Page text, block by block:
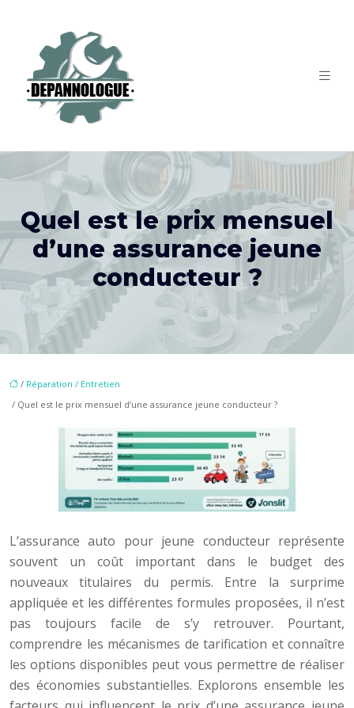
Quel est le prix mensuel
d’une assurance jeune
conducteur ?
/ Réparation / Entretien
/ Quel est le prix mensuel d’une assurance jeune conducteur ?
L’assurance auto pour jeune conducteur représente
souvent un coût important dans le budget des
nouveaux titulaires du permis. Entre la surprime
appliquée et les différentes formules proposées, il n’est
pas toujours facile de s’y retrouver. Pourtant,
comprendre les mécanismes de tarification et connaître
les options disponibles peut vous permettre de réaliser
des économies substantielles. Explorons ensemble les